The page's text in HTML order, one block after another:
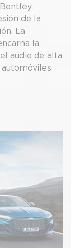
de la
La
la
audio de alta